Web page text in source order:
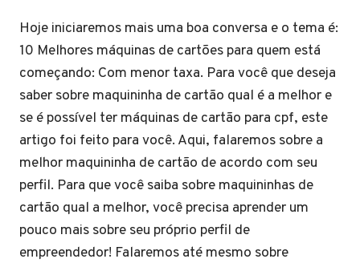
Hoje iniciaremos mais uma boa conversa e o tema é:
10 Melhores máquinas de cartões para quem está
começando: Com menor taxa. Para você que deseja
saber sobre maquininha de cartão qual é a melhor e
se é possível ter máquinas de cartão para cpf, este
artigo foi feito para você. Aqui, falaremos sobre a
melhor maquininha de cartão de acordo com seu
perfil. Para que você saiba sobre maquininhas de
cartão qual a melhor, você precisa aprender um
pouco mais sobre seu próprio perfil de
empreendedor! Falaremos até mesmo sobre